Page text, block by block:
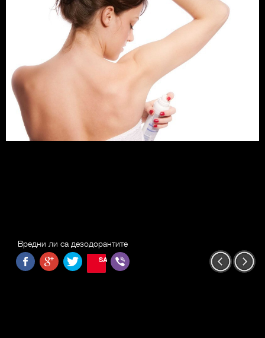
Вредни ли са дезодорантите
SAVE